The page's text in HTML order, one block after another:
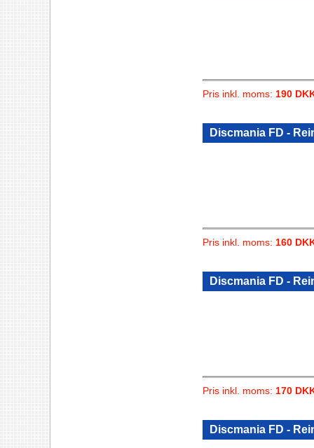
Pris inkl. moms: 190
Discmania FD -
Pris inkl. moms: 160
Discmania FD -
Pris inkl. moms: 170
Discmania FD -